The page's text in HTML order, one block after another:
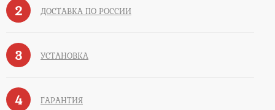
2 ДОСТАВКА ПО РОССИИ
3 УСТАНОВКА
4 ГАРАНТИЯ